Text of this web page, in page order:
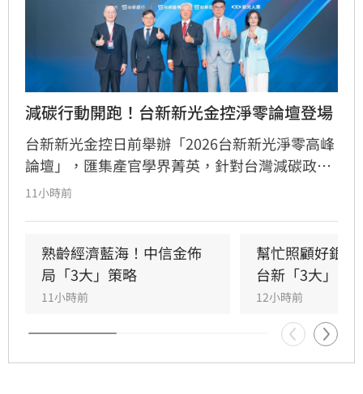
減碳行動開跑！台新新光金控淨零論壇登場
台新新光金控日前舉辦「2026台新新光淨零高峰
論壇」，匯集產官學界菁英，針對台灣減碳政
策、碳定價制度及企業轉型策略進行深度對話。
控總經理林維俊指出，論壇邁入第五年，致力協
助企業將永續轉化為國際競爭力。會中上銀、強
茂、宏碁及金寶等指標企業分享低碳實踐經驗。
台新新光金控憑藉優異的永續績效，不僅連續三
年獲標普全球永續年鑑銀行業全球前1%，更獲
MSCI ESG AAA最高評級，展現其帶領產業接軌
11小時前
熟齡經濟藍海！中信金佈
局「3大」策略
11小時前
幫忙照顧好銀
台新「3大」防
12小時前